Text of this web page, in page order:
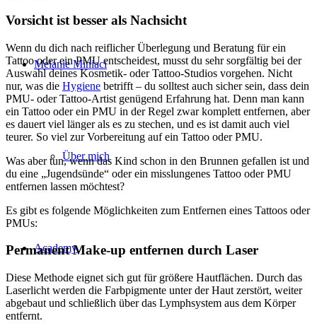
Melanie Miniaci
Über mich
Academy
Vorsicht ist besser als Nachsicht
Wenn du dich nach reiflicher Überlegung und Beratung für ein
Tattoo oder ein PMU entscheidest, musst du sehr sorgfältig bei der
Auswahl deines Kosmetik- oder Tattoo-Studios vorgehen. Nicht
nur, was die Hygiene betrifft – du solltest auch sicher sein, dass dein
PMU- oder Tattoo-Artist genügend Erfahrung hat. Denn man kann
ein Tattoo oder ein PMU in der Regel zwar komplett entfernen, aber
es dauert viel länger als es zu stechen, und es ist damit auch viel
teurer. So viel zur Vorbereitung auf ein Tattoo oder PMU.
Was aber tun, wenn das Kind schon in den Brunnen gefallen ist und
du eine „Jugendsünde“ oder ein misslungenes Tattoo oder PMU
entfernen lassen möchtest?
Es gibt es folgende Möglichkeiten zum Entfernen eines Tattoos oder
PMUs:
Permanent Make-up entfernen durch Laser
Diese Methode eignet sich gut für größere Hautflächen. Durch das
Laserlicht werden die Farbpigmente unter der Haut zerstört, weiter
abgebaut und schließlich über das Lymphsystem aus dem Körper
entfernt.